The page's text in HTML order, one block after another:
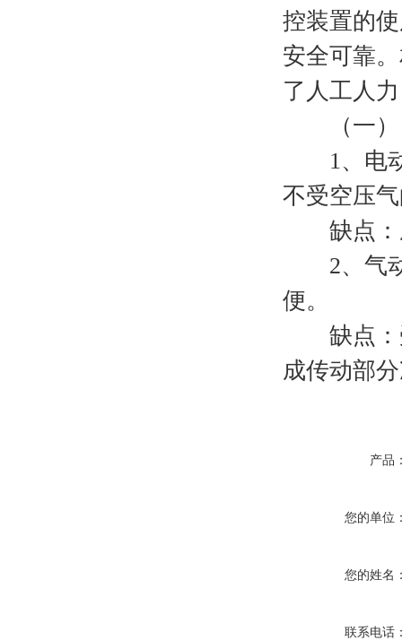
控装置的
安全可靠
了人工人
（一）
1、电动
不受空压
缺点：
2、气动
便。
缺点：受
成传动部
产品
您的单位
您的姓名
联系电话